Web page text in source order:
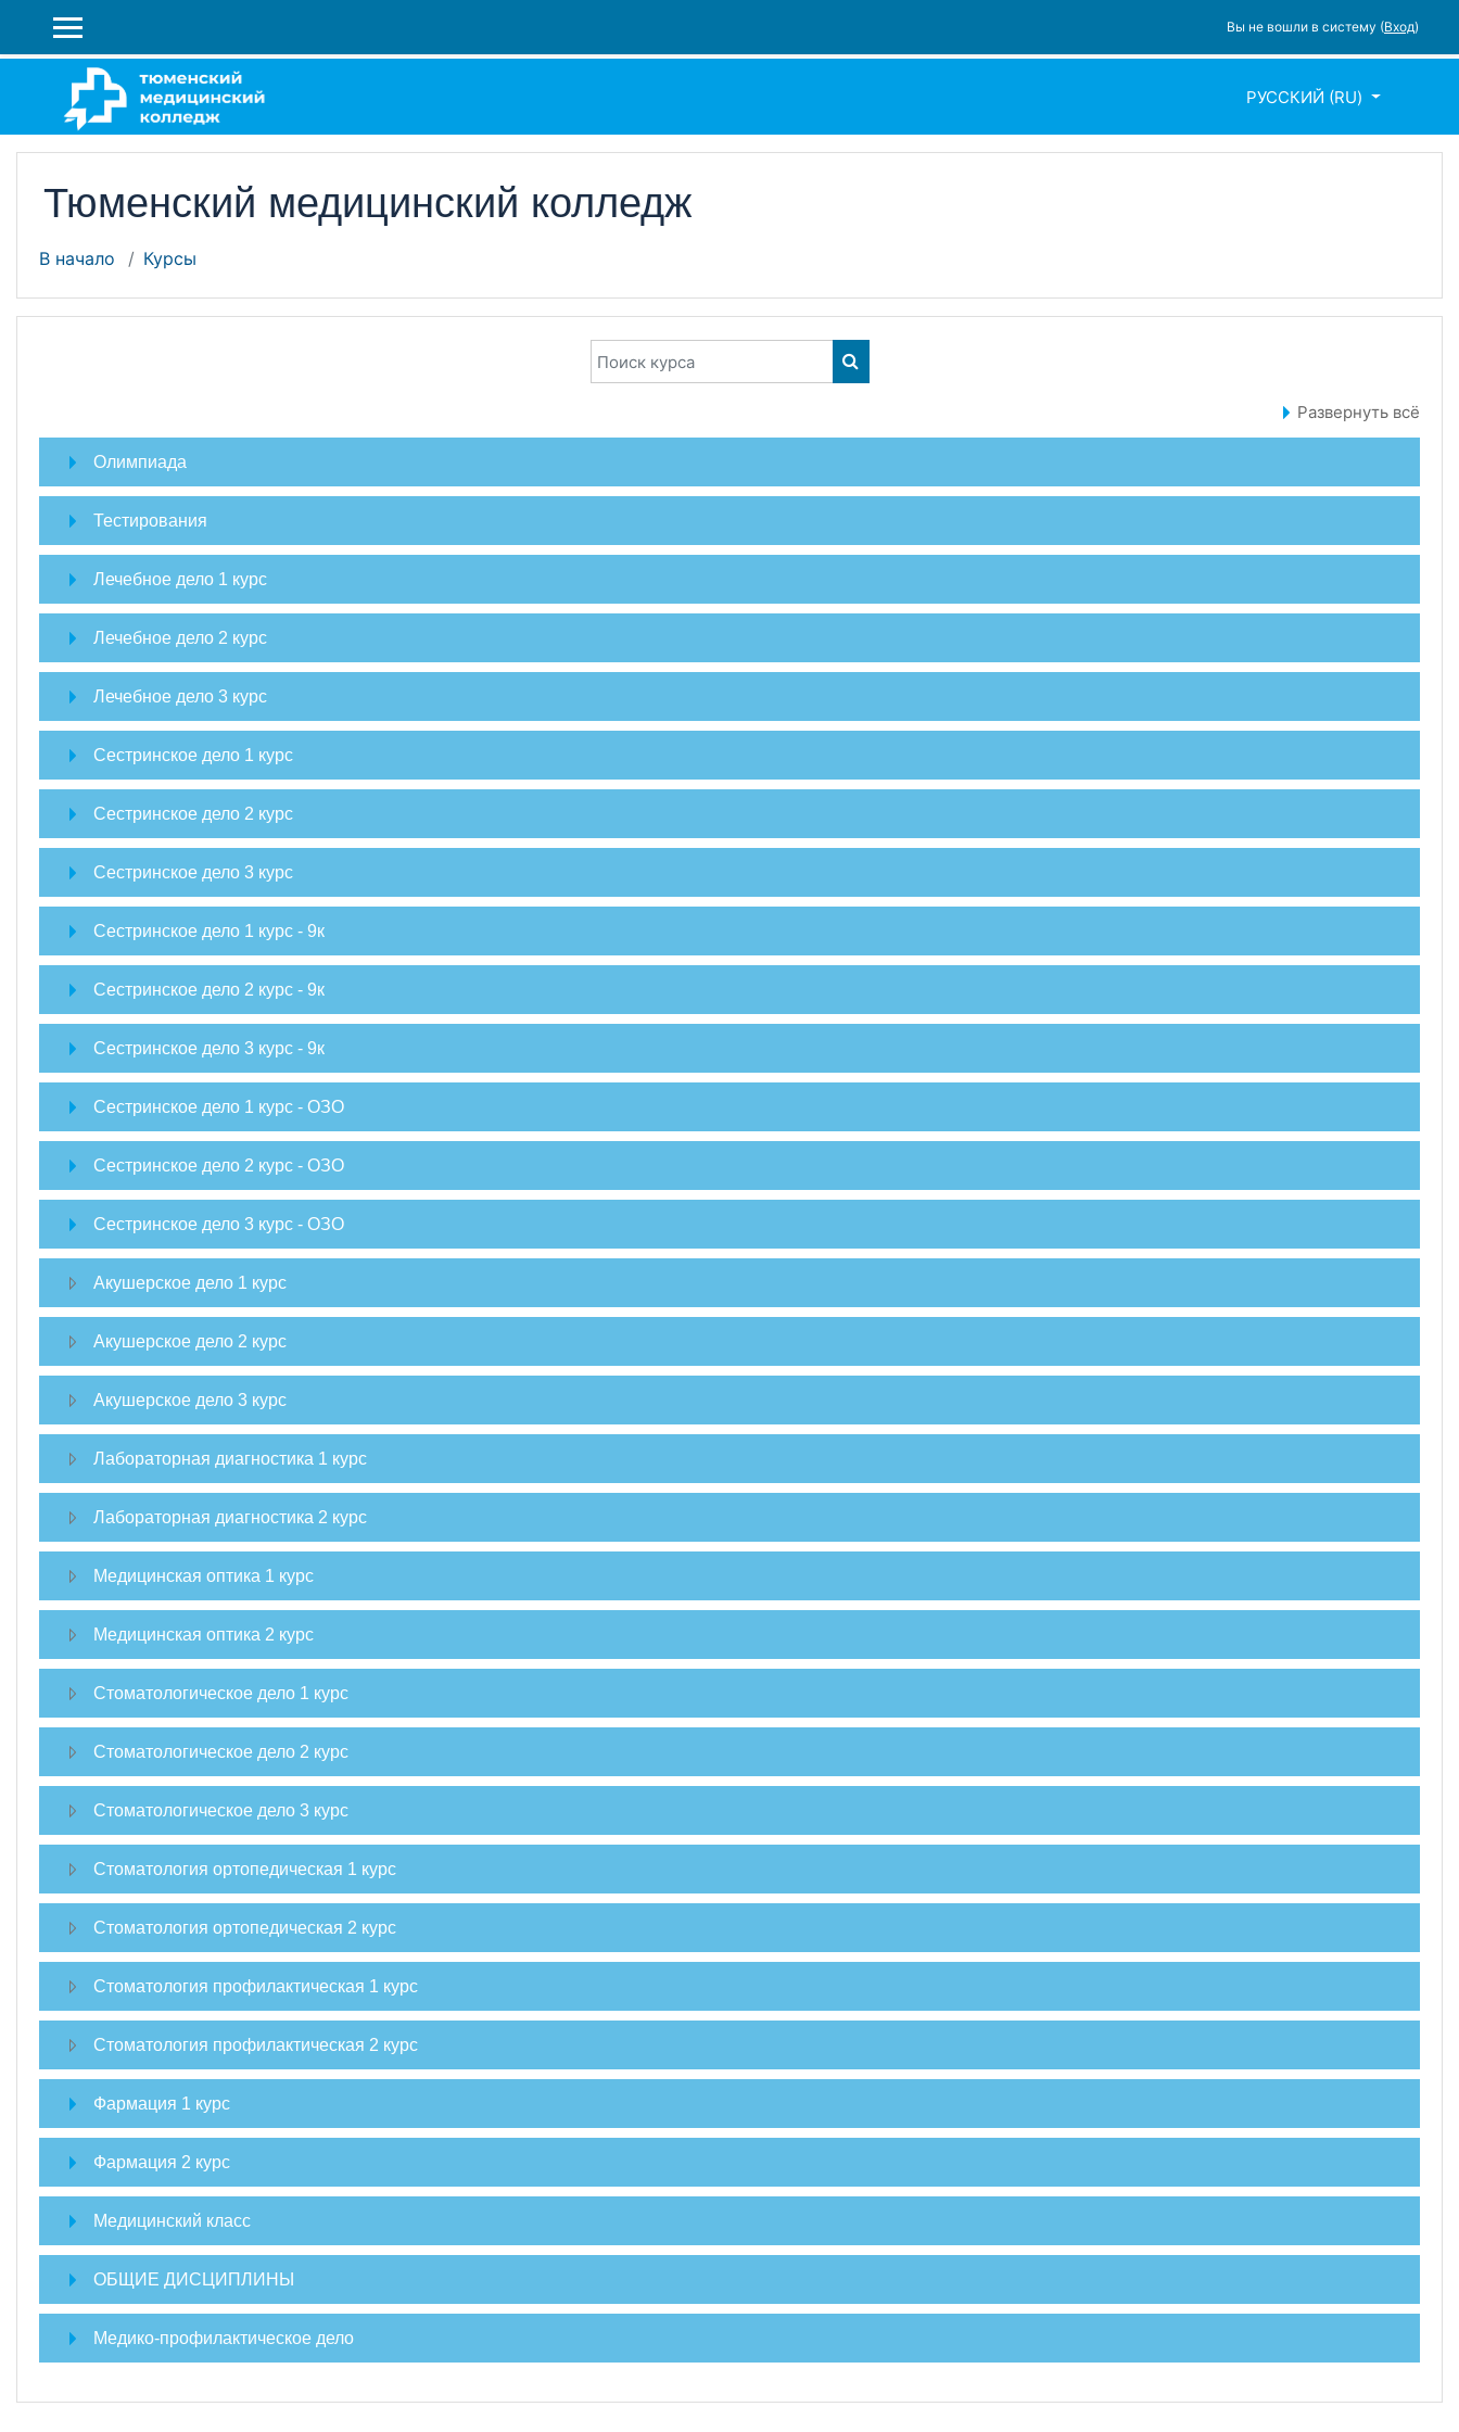
БОКОВАЯ ПАНЕЛЬ
Вы не вошли в систему (Вход)
РУССКИЙ ‎(RU)‎
Тюменский медицинский колледж
В начало Курсы
Поиск курса
ПОИСК КУРСА
Развернуть всё
Олимпиада
Тестирования
Лечебное дело 1 курс
Лечебное дело 2 курс
Лечебное дело 3 курс
Сестринское дело 1 курс
Сестринское дело 2 курс
Сестринское дело 3 курс
Сестринское дело 1 курс - 9к
Сестринское дело 2 курс - 9к
Сестринское дело 3 курс - 9к
Сестринское дело 1 курс - ОЗО
Сестринское дело 2 курс - ОЗО
Сестринское дело 3 курс - ОЗО
Акушерское дело 1 курс
Акушерское дело 2 курс
Акушерское дело 3 курс
Лабораторная диагностика 1 курс
Лабораторная диагностика 2 курс
Медицинская оптика 1 курс
Медицинская оптика 2 курс
Стоматологическое дело 1 курс
Стоматологическое дело 2 курс
Стоматологическое дело 3 курс
Стоматология ортопедическая 1 курс
Стоматология ортопедическая 2 курс
Стоматология профилактическая 1 курс
Стоматология профилактическая 2 курс
Фармация 1 курс
Фармация 2 курс
Медицинский класс
ОБЩИЕ ДИСЦИПЛИНЫ
Медико-профилактическое дело